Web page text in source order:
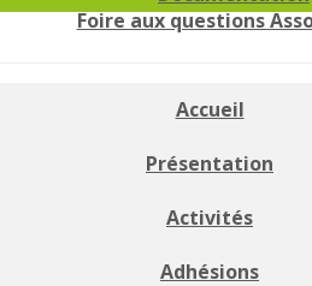
Foire aux questions
Accueil
Présentation
Activités
Adhésions